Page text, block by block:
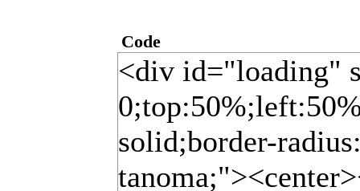
Code
<div id="loading"
solid;border-